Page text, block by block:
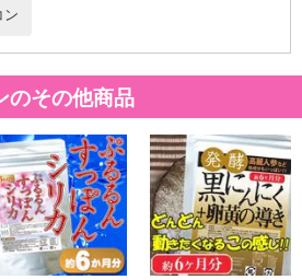
について】
お受けできません。
確認いただき、お届けする商品セット
でお申し込みください。
ューアル(成分など含む)等により、参考
ードなど、お届け商品と多少異なる場
ン
のその他商品